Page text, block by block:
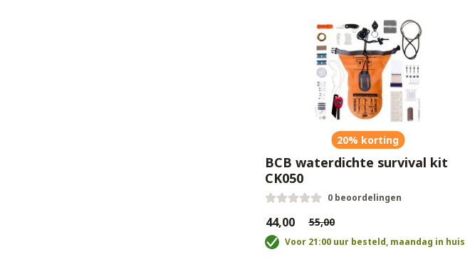
20% korting
BCB waterdichte survival kit
CK050
0 beoordelingen
€44,00 €55,00
Voor 21:00 uur besteld, maandag in huis